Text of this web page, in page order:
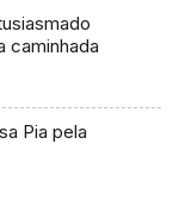
caminhada
Pia pela